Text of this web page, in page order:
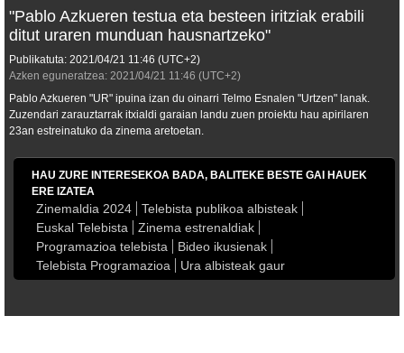
"Pablo Azkueren testua eta besteen iritziak erabili
ditut uraren munduan hausnartzeko"
Publikatuta: 2021/04/21 11:46 (UTC+2)
Azken eguneratzea: 2021/04/21 11:46 (UTC+2)
Pablo Azkueren "UR" ipuina izan du oinarri Telmo Esnalen "Urtzen" lanak.
Zuzendari zarauztarrak itxialdi garaian landu zuen proiektu hau apirilaren
23an estreinatuko da zinema aretoetan.
HAU ZURE INTERESEKOA BADA, BALITEKE BESTE GAI HAUEK
ERE IZATEA
Zinemaldia 2024
Telebista publikoa albisteak
Euskal Telebista
Zinema estrenaldiak
Programazioa telebista
Bideo ikusienak
Telebista Programazioa
Ura albisteak gaur